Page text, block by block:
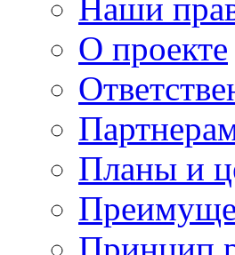
Наши
О проекте
Планы и